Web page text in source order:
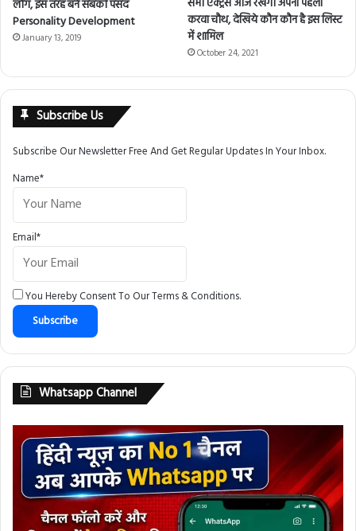
लोग, इस तरह बने सबकी पसंद
Personality Development
January 13, 2019
सभी एक्ट्रेस आज रखेंगी अपना पहला
करवा चौथ, देखिये कौन कौन है इस लिस्ट
में शामिल
October 24, 2021
Subscribe Us
Subscribe Our Newsletter Free And Get Regular Updates In Your Inbox.
Name*
Email*
You Hereby Consent To OurTerms & Conditions.
Whatsapp Channel